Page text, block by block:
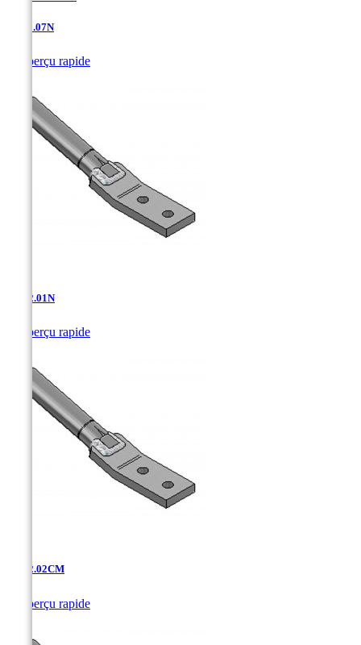
AT-11.07N
Aperçu rapide
AT-12.01N
Aperçu rapide
AT-12.02CM
Aperçu rapide